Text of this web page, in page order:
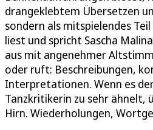
drangeklebtem Übersetzen
sondern als mitspielendes
liest und spricht Sascha
aus mit angenehmer
oder ruft: Beschreibungen,
Interpretationen. Wenn es
Tanzkritikerin zu sehr ähnelt,
Hirn. Wiederholungen,